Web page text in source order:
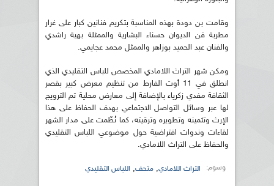
وقامت بن دودة بهذه المناسبة بتكريم فنانين كبار على غرار
مطربة فن الديوان حسناء البشارية والممثلة بهية راشدي
والفنان عبد الحميد بوزاهر والممثل محمد عجايمي.
ومكن شهر التراث اللامادي المخصص للباس التقليدي الذي
انطلق في 11 أوت الفارط من تنظيم معرض كبير بقصر
الثقافة مفدي زكرياء بالإضافة إلى معارض محلية تم الترويج
لها عبر وسائل التواصل الاجتماعي بهدف الحفاظ على هذا
الإرث وتثمينه وتطويره وترقيته، كما نُظّمت على مدار الشهر
لقاءات وندوات افتراضية حول موضوعي اللباس التقليدي
والحفاظ على التراث اللامادي.
وسوم: التراث اللامادي, متحف, اللباس التقليدي